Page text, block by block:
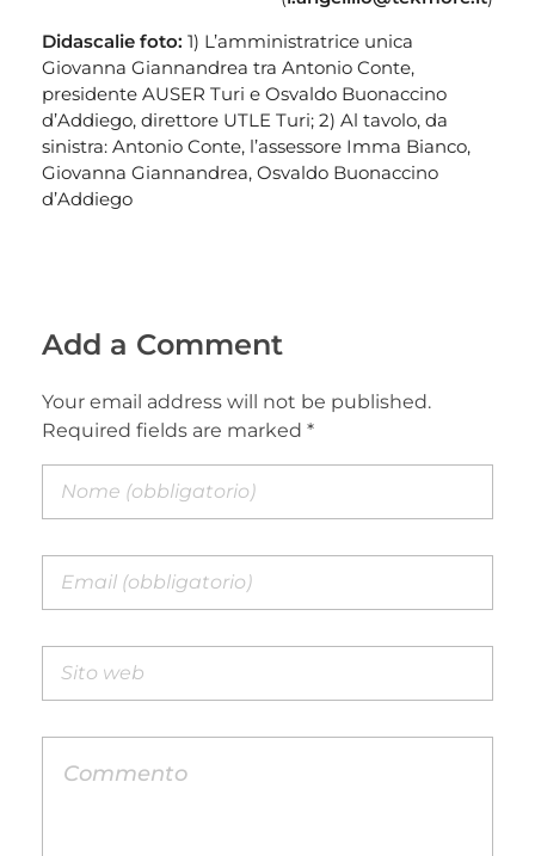
Didascalie foto: 1) L’amministratrice unica
Giovanna Giannandrea tra Antonio Conte,
presidente AUSER Turi e Osvaldo Buonaccino
d’Addiego, direttore UTLE Turi; 2) Al tavolo, da
sinistra: Antonio Conte, l’assessore Imma Bianco,
Giovanna Giannandrea, Osvaldo Buonaccino
d’Addiego
Add a Comment
Your email address will not be published.
Required fields are marked *